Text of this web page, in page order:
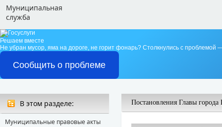
Муниципальная
служба
Решаем вместе
Не убран мусор, яма на дороге, не горит фонарь? Столкнулись с проблемой
Сообщить о проблеме
В этом разделе:
Муниципальные правовые акты
Постановления Главы города